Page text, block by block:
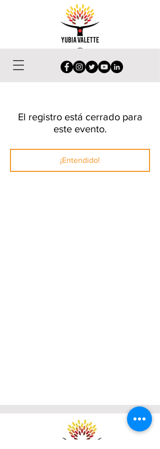
El registro está cerrado para
este evento.
¡Entendido!